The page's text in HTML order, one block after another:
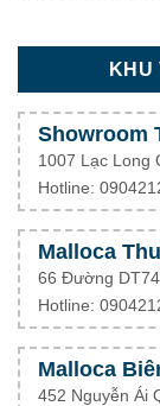
KHU
Showroom
1007 Lạc Long
Hotline:
Malloca
66 Đường
Hotline:
Malloca
452 Nguyễn Ái